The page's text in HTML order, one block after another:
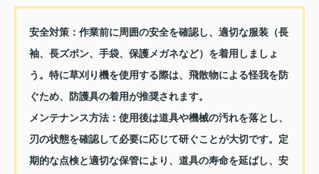
安全対策： 作業前に周囲の安全を確認し、適切な服装（長
袖、長ズボン、手袋、保護メガネなど）を着用しましょ
う。特に草刈り機を使用する際は、飛散物による怪我を防
ぐため、防護具の着用が推奨されます。
メンテナンス方法： 使用後は道具や機械の汚れを落とし、
刃の状態を確認して必要に応じて研ぐことが大切です。定
期的な点検と適切な保管により、道具の寿命を延ばし、安